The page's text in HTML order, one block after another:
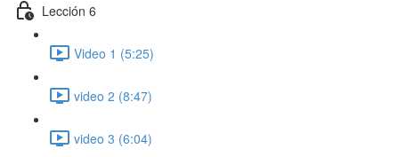
Lección 6
Video 1 (5:25)
video 2 (8:47)
video 3 (6:04)